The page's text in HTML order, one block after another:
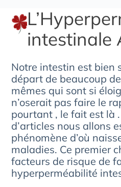
intestinale
Notre intestin est bien
départ de beaucoup
mêmes qui sont si
n’oserait pas faire le
pourtant , le fait est là
d’articles nous allons
phénomène d’où
maladies. Ce premier
facteurs de risque de
hyperperméabilité